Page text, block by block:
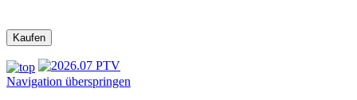
Navigation überspringen